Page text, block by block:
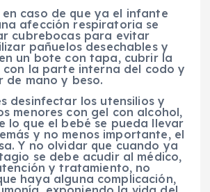
en caso de que ya el infante
afección respiratoria se
cubrebocas para evitar
pañuelos desechables y
un bote con tapa, cubrir la
la parte interna del codo y
de mano y beso.
desinfectar los utensilios y
menores con gel con alcohol,
lo que el bebé se pueda llevar
y no menos importante, el
Y no olvidar que cuando ya
se debe acudir al médico,
y tratamiento, no
haya alguna complicación,